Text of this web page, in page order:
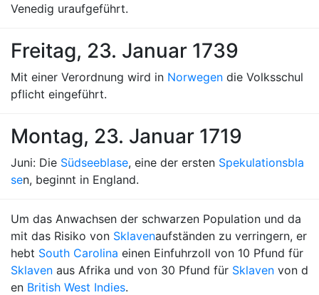
Venedig uraufgeführt.
Freitag, 23. Januar 1739
Mit einer Verordnung wird in Norwegen die Volksschul
pflicht eingeführt.
Montag, 23. Januar 1719
Juni: Die Südseeblase, eine der ersten Spekulationsbla
sen, beginnt in England.
Um das Anwachsen der schwarzen Population und da
mit das Risiko von Sklavenaufständen zu verringern, er
hebt South Carolina einen Einfuhrzoll von 10 Pfund für
Sklaven aus Afrika und von 30 Pfund für Sklaven von d
en British West Indies.